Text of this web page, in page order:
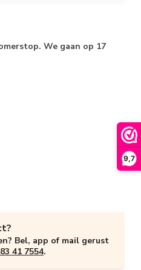
9,7
We gaan op 17
Bel, app of mail gerust
41 7554.